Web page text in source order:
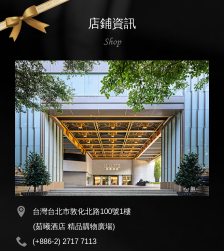
店鋪資訊
Shop
台灣台北市敦化北路100號1樓
(茹曦酒店 精品購物廣場)
(+886-2) 2717 7113